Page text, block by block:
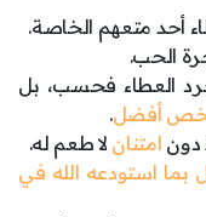
أحد متعهم الخاصة.
الحب.
العطاء فحسب، بل
أفضل.
دون امتنان لا طعم له.
بما استودعه الله في